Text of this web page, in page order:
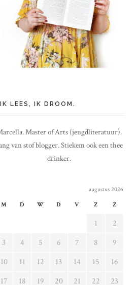
IK LEES, IK DROOM.
Master of Arts (jeugdliteratuur).
van stof blogger. Stiekem ook een thee
drinker.
augustus 2026
M
D W D V Z Z
1
2
3
4 5 6 7 8
9
10
11 12 13 14 15
16
17
18 19 20 21 22
23